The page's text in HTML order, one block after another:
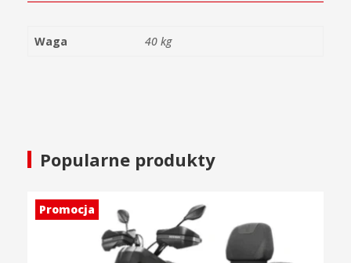
Waga 40 kg
Popularne produkty
Promocja